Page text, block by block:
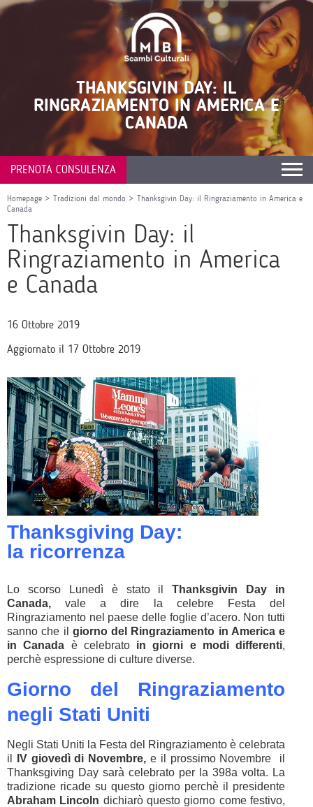
THANKSGIVIN DAY: IL
RINGRAZIAMENTO IN AMERICA E
CANADA
PRENOTA CONSULENZA
Homepage > Tradizioni dal mondo > Thanksgivin Day: il Ringraziamento in America e
Canada
Thanksgivin Day: il
Ringraziamento in America
e Canada
16 Ottobre 2019
Aggiornato il 17 Ottobre 2019
Thanksgiving Day:
la ricorrenza
Lo scorso Lunedì è stato ilThanksgivin Day in
Canada,vale a dire la celebre Festa del
Ringraziamento nel paese delle foglie d’acero. Non tutti
sanno che il giorno del Ringraziamento in America e
in Canada è celebratoin giorni e modi differenti,
perchè espressione di culture diverse.
Giorno del Ringraziamento
negli Stati Uniti
Negli Stati Uniti la Festa del Ringraziamento è celebrata
il
IV giovedì di Novembre, e il prossimo Novembre il
Thanksgiving Day sarà celebrato per la 398a volta. La
tradizione ricade su questo giorno perchè il presidente
Abraham Lincoln dichiarò questo giorno come festivo,